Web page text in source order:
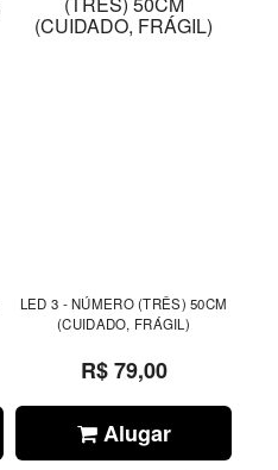
LED 3 - NÚMERO (TRÊS) 50CM
(CUIDADO, FRÁGIL)
R$ 79,00
Alugar